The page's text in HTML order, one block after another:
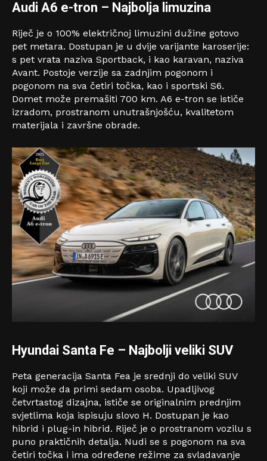
Audi A6 e-tron – Najbolja limuzina
Riječ je o 100% električnoj limuzini dužine gotovo
pet metara. Dostupan je u dvije varijante karoserije:
s pet vrata naziva Sportback, i kao karavan, naziva
Avant. Postoje verzije sa zadnjim pogonom i
pogonom na sva četiri točka, kao i sportski S6.
Domet može premašiti 700 km. A6 e-tron se ističe
izradom, prostranom unutrašnjošću, kvalitetom
materijala i završne obrade.
Hyundai Santa Fe – Najbolji veliki SUV
Peta generacija Santa Fea je srednji do veliki SUV
koji može da primi sedam osoba. Upadljivog
četvrtastog dizajna, ističe se originalnim prednjim
svjetlima koja ispisuju slovo H. Dostupan je kao
hibrid i plug-in hibrid. Riječ je o prostranom vozilu s
puno praktičnih detalja. Nudi se s pogonom na sva
četiri točka i ima određene režime za svladavanje